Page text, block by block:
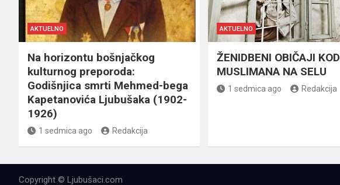
AKTUELNO
Na horizontu bošnjačkog
kulturnog preporoda:
Godišnjica smrti Mehmed-bega
Kapetanovića Ljubušaka (1902-
1926)
1 sedmica ago Redakcija
AKTUELNO
ŽENIDBENI OBIČAJI KOD
MUSLIMANA NA SELU
1 sedmica ago Redakcija
Copyright © Ljubušaci.com